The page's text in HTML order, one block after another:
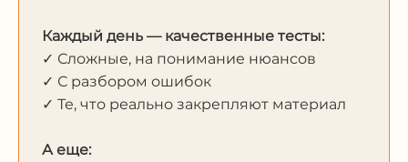
Каждый день — качественные тесты:
✓ Сложные, на понимание нюансов
✓ С разбором ошибок
✓ Те, что реально закрепляют материал
А еще: